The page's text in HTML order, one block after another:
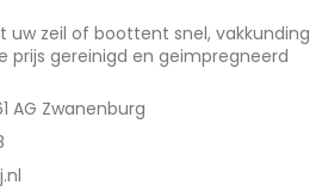
uw zeil of boottent snel, vakkunding
prijs gereinigd en geimpregneerd
AG Zwanenburg